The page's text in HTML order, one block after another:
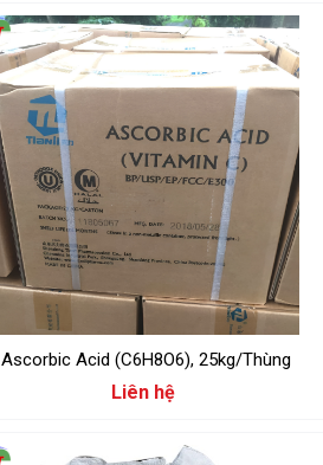
Ascorbic Acid (C6H8O6), 25kg/Thùng
Liên hệ